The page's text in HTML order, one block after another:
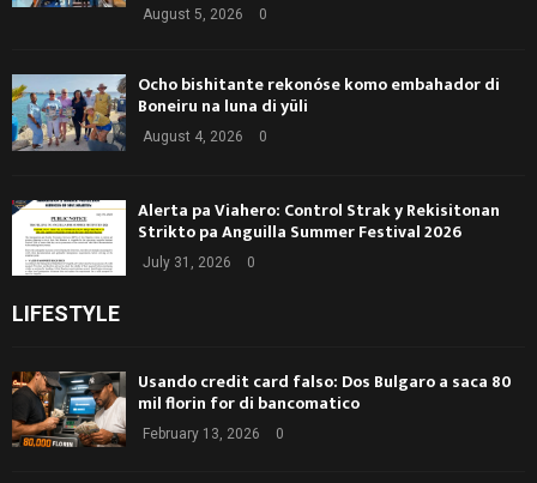
August 5, 2026 0
Ocho bishitante rekonóse komo embahador di
Boneiru na luna di yüli
August 4, 2026 0
Alerta pa Viahero: Control Strak y Rekisitonan
Strikto pa Anguilla Summer Festival 2026
July 31, 2026 0
LIFESTYLE
Usando credit card falso: Dos Bulgaro a saca 80
mil florin for di bancomatico
February 13, 2026 0